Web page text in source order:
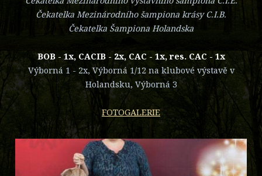
Čekatelka Mezinárodního šampiona krásy C.I.B.
Čekatelka Šampiona Holandska
BOB - 1x, CACIB - 2x, CAC - 1x, res. CAC - 1x
Výborná 1 - 2x, Výborná 1/12 na klubové výstavě v
Holandsku, Výborná 3
FOTOGALERIE